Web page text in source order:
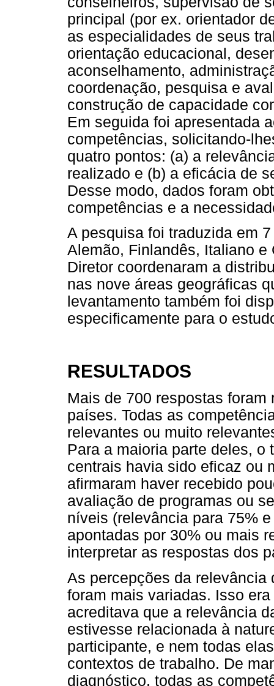
principal (por ex. orientador
as especialidades de seus
orientação educacional,
aconselhamento,
coordenação, pesquisa e
construção de capacidade
Em seguida foi apresentada
competências, solicitando-
quatro pontos: (a) a
realizado e (b) a eficácia de
Desse modo, dados foram
competências e a
A pesquisa foi traduzida em
Alemão, Finlandês, Italiano e
Diretor coordenaram a
nas nove áreas geográficas
levantamento também foi
especificamente para o
RESULTADOS
Mais de 700 respostas
países. Todas as
relevantes ou muito
Para a maioria parte deles, o
centrais havia sido eficaz ou
afirmaram haver recebido
avaliação de programas ou
níveis (relevância para 75%
apontadas por 30% ou mais
interpretar as respostas dos
As percepções da
foram mais variadas. Isso
acreditava que a relevância
estivesse relacionada à
participante, e nem todas
contextos de trabalho. De
diagnóstico, todas as